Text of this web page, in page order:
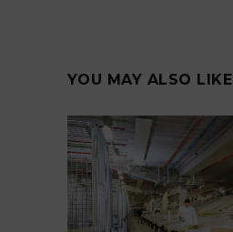
YOU MAY ALSO LIKE